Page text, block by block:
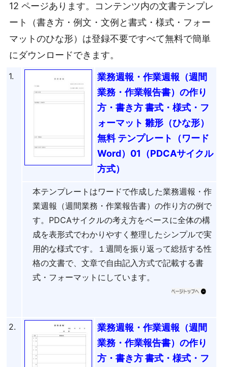
12 ページあります。コンテンツ内の文書テンプレ
ート（書き方・例文・文例と書式・様式・フォー
マットのひな形）は登録不要ですべて無料で簡単
にダウンロードできます。
1.
業務週報・作業週報（週間
業務・作業報告書）の作り
方・書き方 書式・様式・フ
ォーマット 雛形（ひな形）
無料 テンプレート（ワード
Word）01（PDCAサイクル
方式）
本テンプレートはワードで作成した業務週報・作
業週報（週間業務・作業報告書）の作り方の例で
す。PDCAサイクルの考え方をベースに全体の構
成を表形式でわかりやすく整理したシンプルで実
用的な様式です。１週間を振り返って総括する性
格の文書で、文章で自由記入方式で記載する書
式・フォーマットにしています。
2.
業務週報・作業週報（週間
業務・作業報告書）の作り
方・書き方 書式・様式・フ